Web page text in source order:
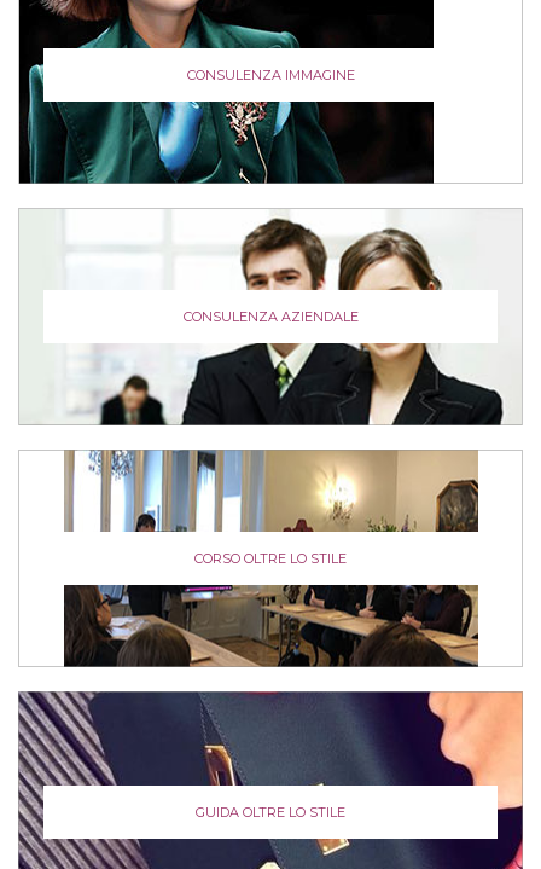
CONSULENZA IMMAGINE
CONSULENZA AZIENDALE
CORSO OLTRE LO STILE
GUIDA OLTRE LO STILE